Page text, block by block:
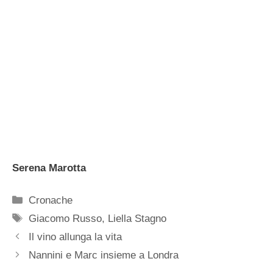
Serena Marotta
Categorie
Cronache
Tag
Giacomo Russo, Liella Stagno
Il vino allunga la vita
Nannini e Marc insieme a Londra